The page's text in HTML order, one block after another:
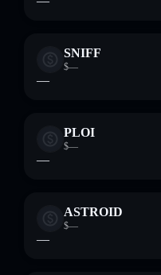
SNIFF
$—
—
PLOI
$—
—
ASTROID
$—
—